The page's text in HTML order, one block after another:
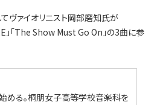
てヴァイオリニスト岡部磨知氏が
」「The Show Must Go On」の3曲に参
める。桐朋女子高等学校音楽科を